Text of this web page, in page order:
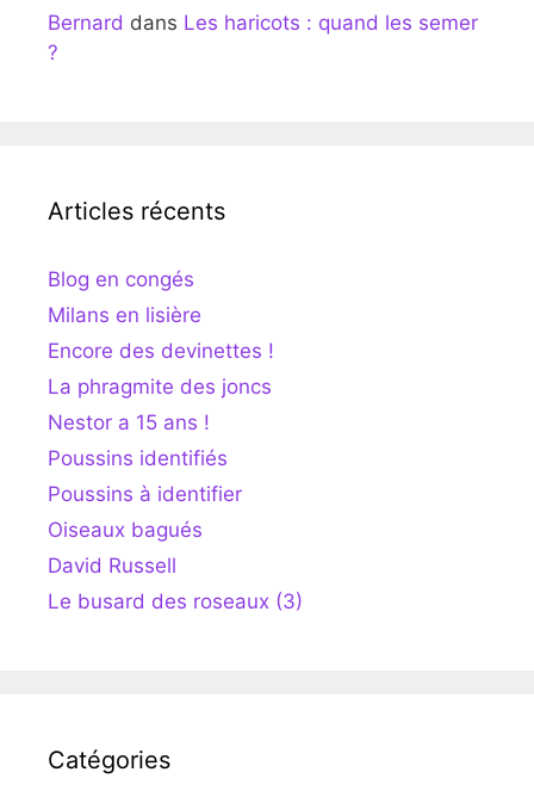
Bernard dans Les haricots : quand les semer
?
Articles récents
Blog en congés
Milans en lisière
Encore des devinettes !
La phragmite des joncs
Nestor a 15 ans !
Poussins identifiés
Poussins à identifier
Oiseaux bagués
David Russell
Le busard des roseaux (3)
Catégories